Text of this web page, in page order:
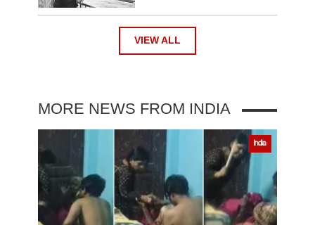
VIEW ALL
MORE NEWS FROM INDIA
India